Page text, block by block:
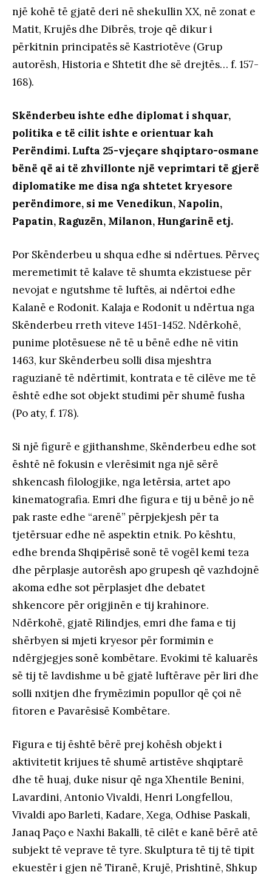
një kohë të gjatë deri në shekullin XX, në zonat e
Matit, Krujës dhe Dibrës, troje që dikur i
përkitnin principatës së Kastriotëve (Grup
autorësh, Historia e Shtetit dhe së drejtës… f. 157-
168).
Skënderbeu ishte edhe diplomat i shquar,
politika e të cilit ishte e orientuar kah
Perëndimi. Lufta 25-vjeçare shqiptaro-osmane
bënë që ai të zhvillonte një veprimtari të gjerë
diplomatike me disa nga shtetet kryesore
perëndimore, si me Venedikun, Napolin,
Papatin, Raguzën, Milanon, Hungarinë etj.
Por Skënderbeu u shqua edhe si ndërtues. Përveç
meremetimit të kalave të shumta ekzistuese për
nevojat e ngutshme të luftës, ai ndërtoi edhe
Kalanë e Rodonit. Kalaja e Rodonit u ndërtua nga
Skënderbeu rreth viteve 1451-1452. Ndërkohë,
punime plotësuese në të u bënë edhe në vitin
1463, kur Skënderbeu solli disa mjeshtra
raguzianë të ndërtimit, kontrata e të cilëve me të
është edhe sot objekt studimi për shumë fusha
(Po aty, f. 178).
Si një figurë e gjithanshme, Skënderbeu edhe sot
është në fokusin e vlerësimit nga një sërë
shkencash filologjike, nga letërsia, artet apo
kinematografia. Emri dhe figura e tij u bënë jo në
pak raste edhe “arenë” përpjekjesh për ta
tjetërsuar edhe në aspektin etnik. Po kështu,
edhe brenda Shqipërisë sonë të vogël kemi teza
dhe përplasje autorësh apo grupesh që vazhdojnë
akoma edhe sot përplasjet dhe debatet
shkencore për origjinën e tij krahinore.
Ndërkohë, gjatë Rilindjes, emri dhe fama e tij
shërbyen si mjeti kryesor për formimin e
ndërgjegjes sonë kombëtare. Evokimi të kaluarës
së tij të lavdishme u bë gjatë luftërave për liri dhe
solli nxitjen dhe frymëzimin popullor që çoi në
fitoren e Pavarësisë Kombëtare.
Figura e tij është bërë prej kohësh objekt i
aktivitetit krijues të shumë artistëve shqiptarë
dhe të huaj, duke nisur që nga Xhentile Benini,
Lavardini, Antonio Vivaldi, Henri Longfellou,
Vivaldi apo Barleti, Kadare, Xega, Odhise Paskali,
Janaq Paço e Naxhi Bakalli, të cilët e kanë bërë atë
subjekt të veprave të tyre. Skulptura të tij të tipit
ekuestër i gjen në Tiranë, Krujë, Prishtinë, Shkup